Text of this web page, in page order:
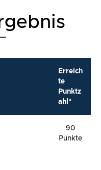
Erreich
te
Punktz
ahl*
90
Punkte